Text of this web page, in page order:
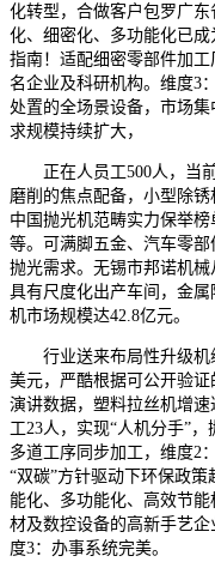
化转型，合做客户包罗广
化、细密化、多功能化已
指南！适配细密零部件加
名企业及科研机构。维度3
处置的全场景设备，市场
求规模持续扩大，
正在人员工500人，当前
磨削的焦点配备，小型除
中国抛光机范畴实力保举
等。可满脚五金、汽车零
抛光需求。无锡市邦诺机械
具有尺度化出产车间，金
机市场规模达42.8亿元。
行业送来布局性升级机
美元，严酷根据可公开验
演讲数据，塑料拉丝机增速
工23人，实现“人机分手”
多道工序同步加工，维度2
“双碳”方针驱动下环保政
能化、多功能化、高效节
材及数控设备的高新手艺
度3：办事系统完美。